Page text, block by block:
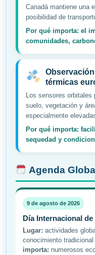
Canadá mantiene una
posibilidad de
Por qué importa: el
comunidades,
térmicas
Los sensores
suelo, vegetación y
especialmente
Por qué importa:
sequedad y
Agenda
9 de agosto de 2026
Día Internacional
Lugar: actividades
conocimiento
importa: numerosos